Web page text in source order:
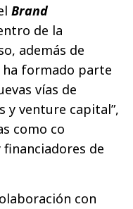
Brand
de la
además de
ha formado parte
vías de
y venture capital”,
como co
de
con